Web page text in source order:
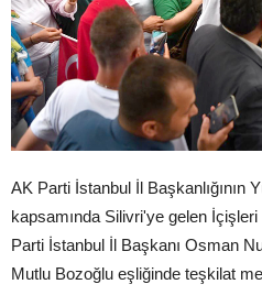
AK Parti İstanbul İl Başkanlığının
kapsamında Silivri'ye gelen
Parti İstanbul İl Başkanı Osman
Mutlu Bozoğlu eşliğinde teşkilat